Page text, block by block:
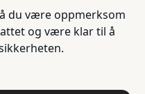
du være oppmerksom
og være klar til å